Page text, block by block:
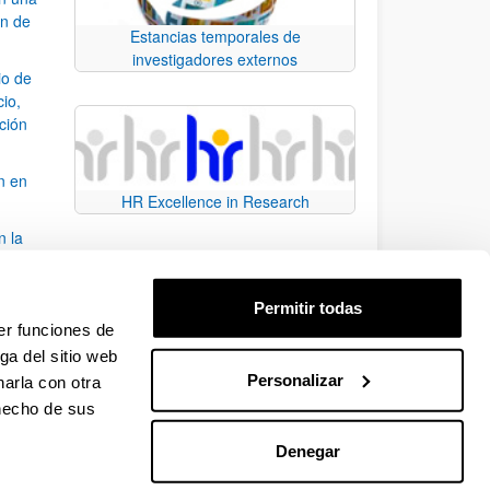
funciones de
del sitio web
con otra
de sus
Permitir todas
Personalizar
Denegar
de
de
en
la
desplazarse.
Estancias temporales de
investigadores externos
HR Excellence in Research